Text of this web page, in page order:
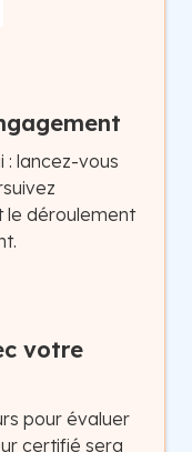
: lancez-vous
le déroulement
votre
pour évaluer
certifié sera